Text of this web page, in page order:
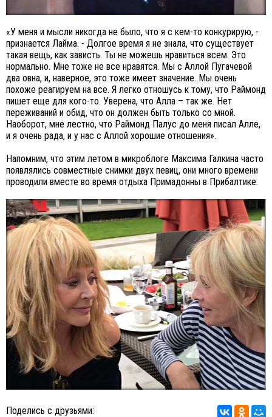
«У меня и мысли никогда не было, что я с кем-то конкурирую, -
признается Лайма. - Долгое время я не знала, что существует
такая вещь, как зависть. Ты не можешь нравиться всем. Это
нормально. Мне тоже не все нравятся. Мы с Аллой Пугачевой
два овна, и, наверное, это тоже имеет значение. Мы очень
похоже реагируем на все. Я легко отношусь к тому, что Раймонд
пишет еще для кого-то. Уверена, что Алла – так же. Нет
переживаний и обид, что он должен быть только со мной.
Наоборот, мне лестно, что Раймонд Палус до меня писал Алле,
и я очень рада, и у нас с Аллой хорошие отношения».
Напомним, что этим летом в микроблоге Максима Галкина часто
появлялись совместные снимки двух певиц, они много времени
проводили вместе во время отдыха Примадонны в Прибалтике.
Поделись с друзьями: